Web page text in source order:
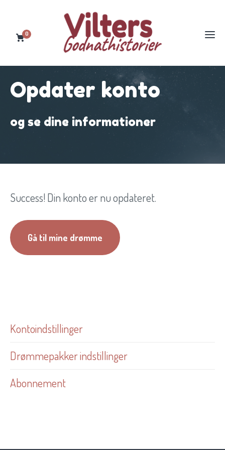
0
Opdater konto
og se dine informationer
Success! Din konto er nu opdateret.
Gå til mine drømme
Kontoindstillinger
Drømmepakker indstillinger
Abonnement